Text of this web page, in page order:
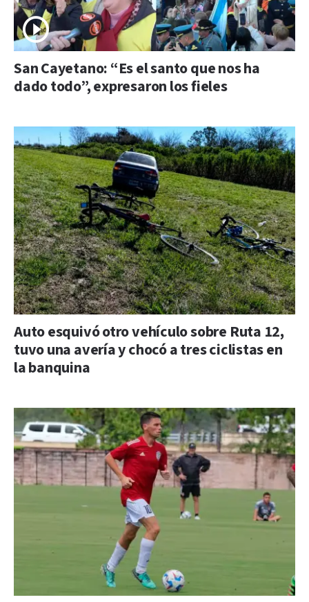
San Cayetano: “Es el santo que nos ha
dado todo”, expresaron los fieles
Auto esquivó otro vehículo sobre Ruta 12,
tuvo una avería y chocó a tres ciclistas en
la banquina